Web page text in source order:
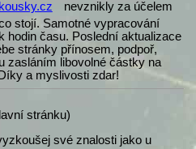
nevznikly za účelem
stojí. Samotné vypracování
hodin času. Poslední aktualizace
stránky přínosem, podpoř,
zasláním libovolné částky na
a myslivosti zdar!
stránku)
své znalosti jako u